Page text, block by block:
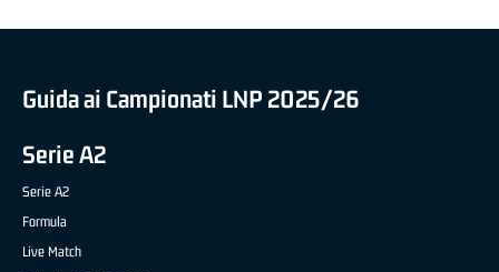
Guida ai Campionati LNP 2025/26
Serie A2
Serie A2
Formula
Live Match